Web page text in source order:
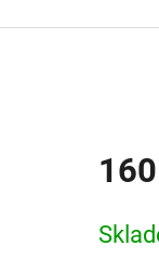
cena: